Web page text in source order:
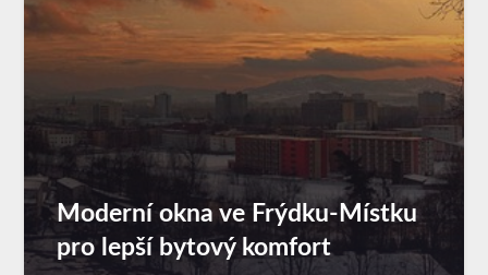
Moderní okna ve Frýdku-Místku
pro lepší bytový komfort